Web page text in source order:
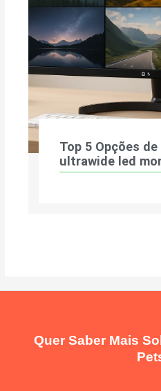
Top 5 Opções de
ultrawide led
Quer Saber Mais